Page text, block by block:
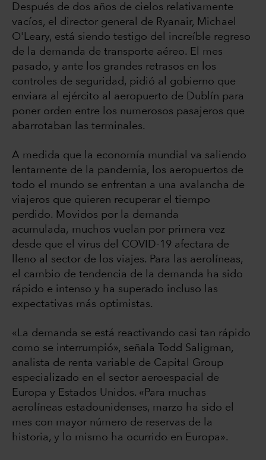
Después de dos años de cielos relativamente
vacíos, el director general de Ryanair, Michael
O'Leary, está siendo testigo del increíble regreso
de la demanda de transporte aéreo. El mes
pasado, y ante los grandes retrasos en los
controles de seguridad, pidió al gobierno que
enviara al ejército al aeropuerto de Dublín para
poner orden entre los numerosos pasajeros que
abarrotaban las terminales.
A medida que la economía mundial va saliendo
lentamente de la pandemia, los aeropuertos de
todo el mundo se enfrentan a una avalancha de
viajeros que quieren recuperar el tiempo
perdido. Movidos por la demanda
acumulada, muchos vuelan por primera vez
desde que el virus del COVID-19 afectara de
lleno al sector de los viajes. Para las aerolíneas,
el cambio de tendencia de la demanda ha sido
rápido e intenso y ha superado incluso las
expectativas más optimistas.
«La demanda se está reactivando casi tan rápido
como se interrumpió», señala Todd Saligman,
analista de renta variable de Capital Group
especializado en el sector aeroespacial de
Europa y Estados Unidos. «Para muchas
aerolíneas estadounidenses, marzo ha sido el
mes con mayor número de reservas de la
historia, y lo mismo ha ocurrido en Europa».